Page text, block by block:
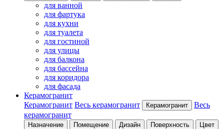
для ванной
для фартука
для кухни
для туалета
для гостиной
для улицы
для балкона
для бассейна
для коридора
для фасада
Керамогранит
Керамогранит Весь керамогранит Керамогранит
Весь
керамогранит
Назначение Помещение Дизайн Поверхность
Цвет